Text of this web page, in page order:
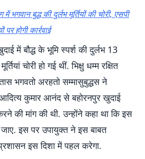
में भगवान बुद्ध की दुर्लभ मूर्तियों की चोरी, एसपी
पर होगी कार्रवाई
में बौद्ध के भूमि स्पर्श की दुर्लभ 13
चोरी हो गई थीं. भिक्षु धम्म रक्षित
भगवतो अरहतो सम्मासुबुद्धस ने
कुमार आनंद से बहोरनपुर खुदाई
की मांग की थी. उन्होंने कहा था कि इस
इस पर उपायुक्त ने इस बाबत
इस दिशा में पहल करेगा.